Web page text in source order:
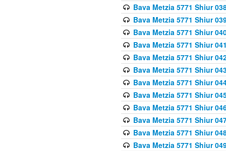
Bava Metzia 5771 Shiur
Bava Metzia 5771 Shiur
Bava Metzia 5771 Shiur
Bava Metzia 5771 Shiur
Bava Metzia 5771 Shiur
Bava Metzia 5771 Shiur
Bava Metzia 5771 Shiur
Bava Metzia 5771 Shiur
Bava Metzia 5771 Shiur
Bava Metzia 5771 Shiur
Bava Metzia 5771 Shiur
Bava Metzia 5771 Shiur